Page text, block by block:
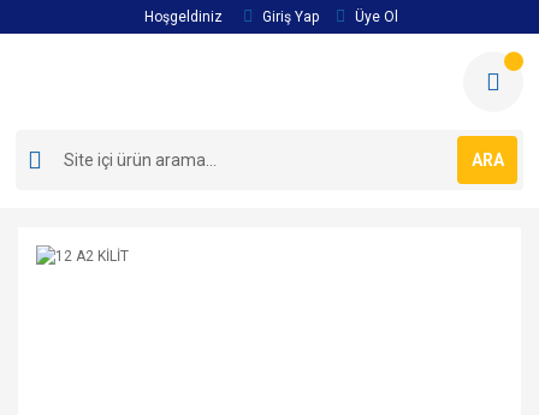
Hoşgeldiniz Giriş Yap Üye Ol
ARA